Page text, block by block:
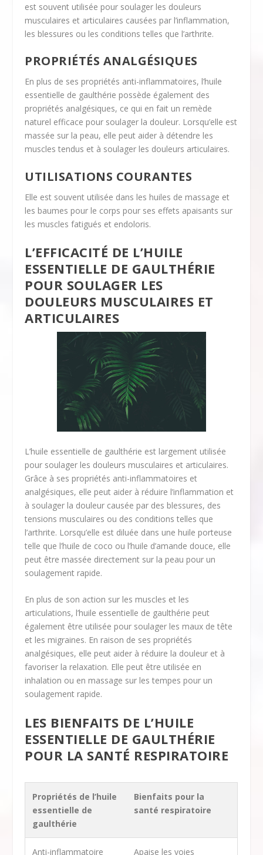
est souvent utilisée pour soulager les douleurs
musculaires et articulaires causées par l’inflammation,
les blessures ou les conditions telles que l’arthrite.
PROPRIÉTÉS ANALGÉSIQUES
En plus de ses propriétés anti-inflammatoires, l’huile
essentielle de gaulthérie possède également des
propriétés analgésiques, ce qui en fait un remède
naturel efficace pour soulager la douleur. Lorsqu’elle est
massée sur la peau, elle peut aider à détendre les
muscles tendus et à soulager les douleurs articulaires.
UTILISATIONS COURANTES
Elle est souvent utilisée dans les huiles de massage et
les baumes pour le corps pour ses effets apaisants sur
les muscles fatigués et endoloris.
L’EFFICACITÉ DE L’HUILE
ESSENTIELLE DE GAULTHÉRIE
POUR SOULAGER LES
DOULEURS MUSCULAIRES ET
ARTICULAIRES
L’huile essentielle de gaulthérie est largement utilisée
pour soulager les douleurs musculaires et articulaires.
Grâce à ses propriétés anti-inflammatoires et
analgésiques, elle peut aider à réduire l’inflammation et
à soulager la douleur causée par des blessures, des
tensions musculaires ou des conditions telles que
l’arthrite. Lorsqu’elle est diluée dans une huile porteuse
telle que l’huile de coco ou l’huile d’amande douce, elle
peut être massée directement sur la peau pour un
soulagement rapide.
En plus de son action sur les muscles et les
articulations, l’huile essentielle de gaulthérie peut
également être utilisée pour soulager les maux de tête
et les migraines. En raison de ses propriétés
analgésiques, elle peut aider à réduire la douleur et à
favoriser la relaxation. Elle peut être utilisée en
inhalation ou en massage sur les tempes pour un
soulagement rapide.
LES BIENFAITS DE L’HUILE
ESSENTIELLE DE GAULTHÉRIE
POUR LA SANTÉ RESPIRATOIRE
Propriétés de l’huile
essentielle de
gaulthérie
Bienfaits pour la
santé respiratoire
Anti-inflammatoire Apaise les voies